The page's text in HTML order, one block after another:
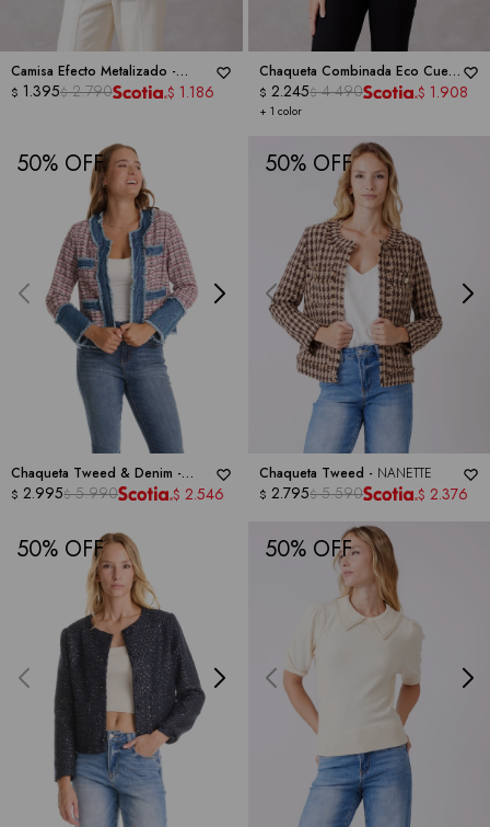
Camisa Efecto Metalizado -
NANETTE
$ 1.395$ 2.790 $ 1.186
Chaqueta Combinada Eco Cuero
- NANETTE
+ 1 color
$ 2.245$ 4.490 $ 1.908
50
Chaqueta Tweed & Denim -
NANETTE
$ 2.995$ 5.990 $ 2.546
50
Chaqueta Tweed - NANETTE
$ 2.795$ 5.590 $ 2.376
50 50